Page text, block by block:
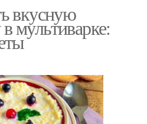
вкусную
мультиварке: